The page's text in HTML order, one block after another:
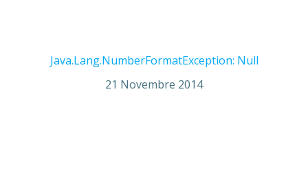
Java.Lang.NumberFormatException: Null
21 Novembre 2014